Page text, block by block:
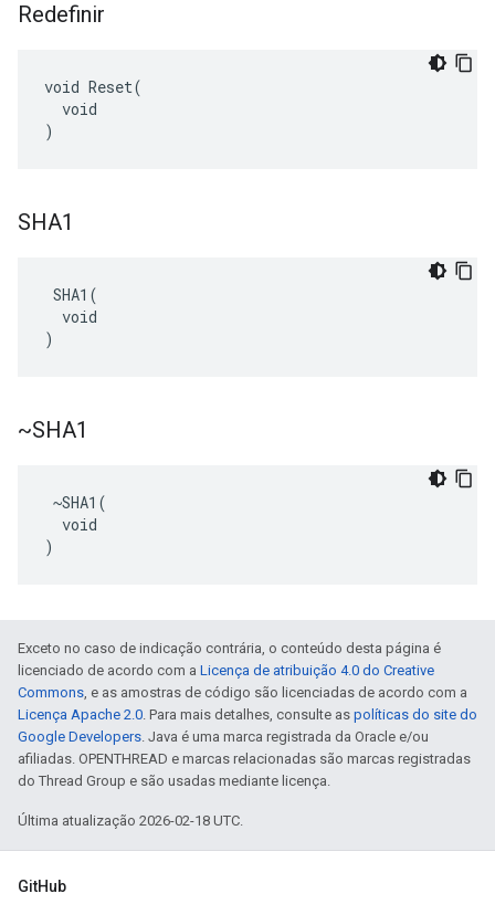
Redefinir
void Reset(
  void
)
SHA1
SHA1(
  void
)
~SHA1
~SHA1(
  void
)
Exceto no caso de indicação contrária, o conteúdo desta página é
licenciado de acordo com a Licença de atribuição 4.0 do Creative
Commons, e as amostras de código são licenciadas de acordo com a
Licença Apache 2.0. Para mais detalhes, consulte as políticas do site do
Google Developers. Java é uma marca registrada da Oracle e/ou
afiliadas. OPENTHREAD e marcas relacionadas são marcas registradas
do Thread Group e são usadas mediante licença.
Última atualização 2026-02-18 UTC.
GitHub